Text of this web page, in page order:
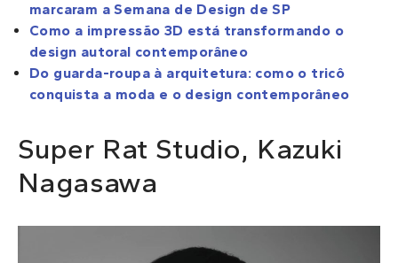
marcaram a Semana de Design de SP
Como a impressão 3D está transformando o
design autoral contemporâneo
Do guarda-roupa à arquitetura: como o tricô
conquista a moda e o design contemporâneo
Super Rat Studio, Kazuki
Nagasawa